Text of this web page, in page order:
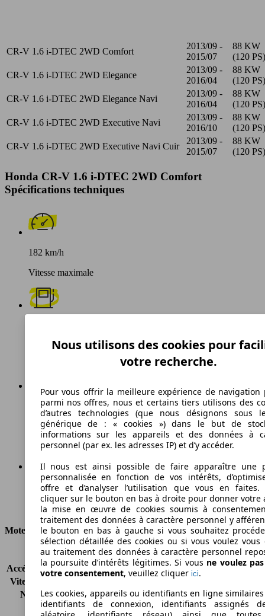
CR-V 1.6 i-DTEC 2WD Comfort
2013/09 -
2015/07
88 KW
(120 PS)
CR-V 1.6 i-DTEC 2WD Elegance
2013/09 -
2016/04
88 KW
(120 PS)
CR-V 1.6 i-DTEC 2WD Elegance Navi
2013/09 -
2016/04
88 KW
(120 PS)
CR-V 1.6 i-DTEC 2WD Executive Navi
2013/09 -
2016/10
88 KW
(120 PS)
CR-V 1.6 i-DTEC 2WD Executive Navi Cuir
2013/09 -
2015/07
88 KW
(120 PS)
Honda CR-V 1.6 i-DTEC 2WD Comfort
Spécifications techniques
182 km/h
Vitesse maximale
Carburant
119 g/km
Émissions de CO2 (combinées)*
Ø 4.5 l/100km
Consommation
Moteur et Puissance
KW (CH)
88 kW (120 PS)
Accélération (0-100 km/h) 11.2s
Vitesse maximale (km/h)
Nombre de vitesses
6
Couple
300 nm
Nous utilisons des cookies pour
votre recherche.
Pour vous offrir la meilleure expérience de navigation
parmi nos offres, nous et certains tiers utilisons des
d’autres technologies (que nous désignons sous
générique de : « cookies ») dans le but de
informations sur les appareils et des données à
personnel (par ex. les adresses IP) et d’y accéder.
Il nous est ainsi possible de faire apparaître une
personnalisée en fonction de vos intérêts,
offre et d’analyser l’utilisation que vous en faites.
cliquer sur le bouton en bas à droite pour donner votre
la mise en œuvre de cookies soumis à
traitement des données à caractère personnel y
le bouton en bas à gauche si vous souhaitez
sélection détaillée des cookies ou si vous voulez vous
au traitement des données à caractère personnel
la poursuite d’intérêts légitimes. Si vous ne voulez
votre consentement, veuillez cliquer ici.
Les cookies, appareils ou identifiants en ligne
identifiants de connexion, identifiants assignés